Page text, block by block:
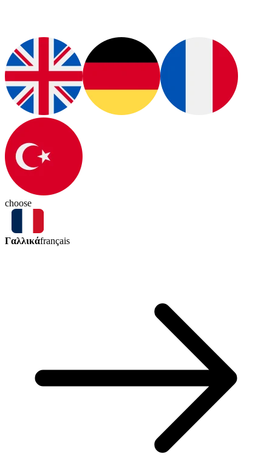
choose
Γαλλικάfrançais